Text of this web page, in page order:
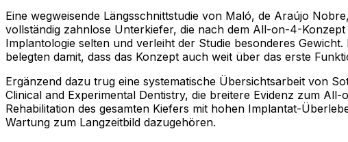
Eine wegweisende Längsschnittstudie von Maló, de Araújo
vollständig zahnlose Unterkiefer, die nach dem All-on-4-
Implantologie selten und verleiht der Studie besonderes
belegten damit, dass das Konzept auch weit über das erste
Ergänzend dazu trug eine systematische Übersichtsarbeit von
Clinical and Experimental Dentistry, die breitere Evidenz zum
Rehabilitation des gesamten Kiefers mit hohen Implantat-
Wartung zum Langzeitbild dazugehören.